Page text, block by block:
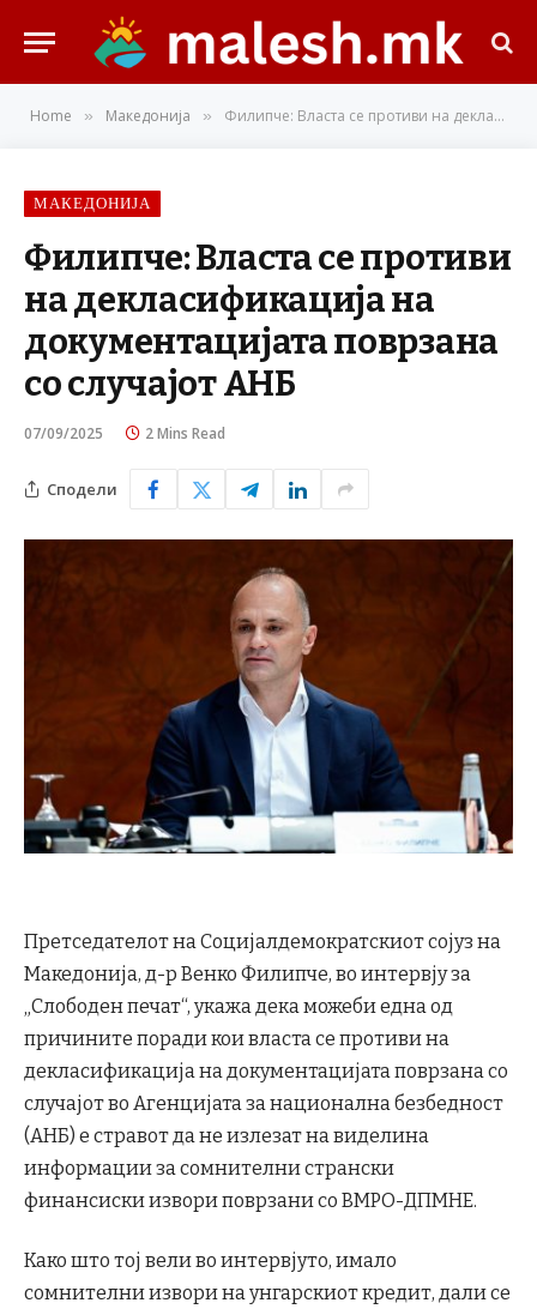
Home » Македонија » Филипче: Власта се противи на декласификација на документацијата поврзана со случајот АНБ
МАКЕДОНИЈА
Филипче: Власта се противи
на декласификација на
документацијата поврзана
со случајот АНБ
07/09/2025 2 Mins Read
Сподели
Претседателот на Социјалдемократскиот сојуз на
Македонија, д-р Венко Филипче, во интервју за
„Слободен печат“, укажа дека можеби една од
причините поради кои власта се противи на
декласификација на документацијата поврзана со
случајот во Агенцијата за национална безбедност
(АНБ) е стравот да не излезат на виделина
информации за сомнителни странски
финансиски извори поврзани со ВМРО-ДПМНЕ.
Како што тој вели во интервјуто, имало
сомнителни извори на унгарскиот кредит, дали се